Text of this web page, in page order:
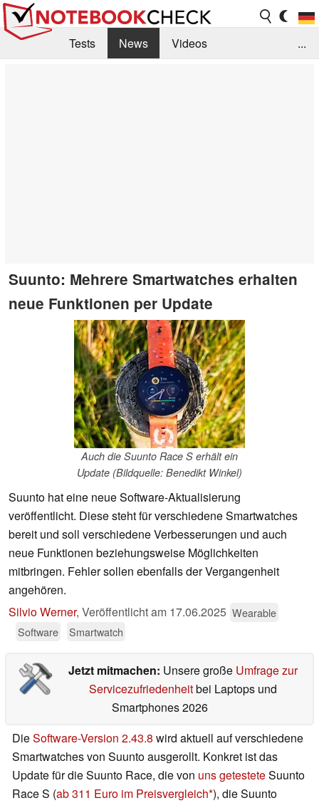
Tests News
Videos
...
Suunto: Mehrere Smartwatches erhalten
neue Funktionen per Update
Auch die Suunto Race S erhält ein
Update (Bildquelle: Benedikt Winkel)
Suunto hat eine neue Software-Aktualisierung
veröffentlicht. Diese steht für verschiedene Smartwatches
bereit und soll verschiedene Verbesserungen und auch
neue Funktionen beziehungsweise Möglichkeiten
mitbringen. Fehler sollen ebenfalls der Vergangenheit
angehören.
Silvio Werner, Veröffentlicht am 17.06.2025 Wearable
Software
Smartwatch
Jetzt mitmachen: Unsere große Umfrage zur
Servicezufriedenheitbei Laptops und
Smartphones 2026
DieSoftware-Version 2.43.8 wird aktuell auf verschiedene
Smartwatches von Suunto ausgerollt. Konkret ist das
Update für die Suunto Race, die von uns getesteteSuunto
Race S (ab 311 Euro im Preisvergleich ), die Suunto